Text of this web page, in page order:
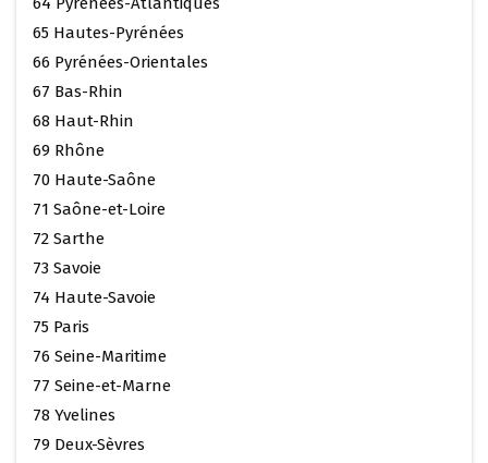
65 Hautes-Pyrénées
66 Pyrénées-Orientales
67 Bas-Rhin
68 Haut-Rhin
69 Rhône
70 Haute-Saône
71 Saône-et-Loire
72 Sarthe
73 Savoie
74 Haute-Savoie
75 Paris
76 Seine-Maritime
77 Seine-et-Marne
78 Yvelines
79 Deux-Sèvres